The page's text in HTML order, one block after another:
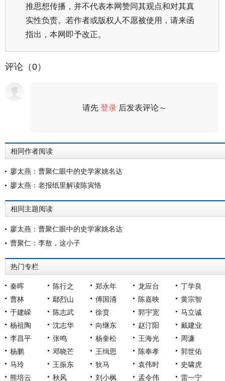
推思想传播，并不代表本网赞同其观点和对其真
实性负责。若作者或版权人不愿被使用，请来函
指出，本网即予改正。
评论（0）
请先登录 后发表评论～
相同作者阅读
廖太燕：曹聚仁眼中的史学家姚名达
廖太燕：老报纸里解读陈寅恪
相同主题阅读
廖太燕：曹聚仁眼中的史学家姚名达
曹聚仁：李敖，这小子
热门专栏
秦晖 陈行之 郑永年 龙应台
丁学良
曹林
鄢烈山 傅国涌 陈嘉映
黄宗智
于建嵘
陈志武 徐贲 郭宇宽
马立诚
杨祖陶
沈志华 向继东 赵汀阳
戴建业
李昌平
张鸣 杨奎松 王海光
周濂
杨鹏
邓晓芒 王缉思 陈奉孝
郭世佑
马玲
王振东 狄马 袁伟时
史啸虎
熊培云
秋风 刘小枫 孟令伟 雷一宁